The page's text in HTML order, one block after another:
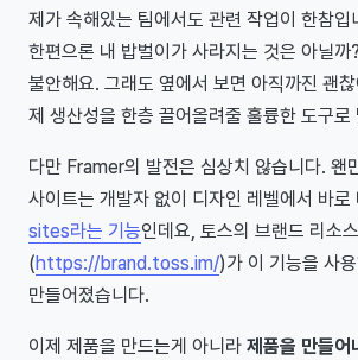
제가 속해있는 팀에서도 관련 작업이 한참입
한편으론 내 밥벌이가 사라지는 것은 아닐까
불안해요. 그래도 옆에서 보면 아직까진 괜
제 생산성을 한층 끌어올려줄 훌륭한 도구로
다만 Framer의 발전은 심상치 않습니다. 왠
사이트는 개발자 없이 디자인 레벨에서 바로
sites라는 기능인데요, 토스의 브랜드 리소
(https://brand.toss.im/)가 이 기능을 사용
만들어졌습니다.
이제 제품을 만드는게 아니라 제품을 만들어